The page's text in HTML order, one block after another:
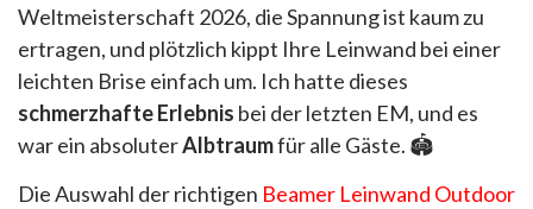
Weltmeisterschaft 2026, die Spannung ist kaum zu
ertragen, und plötzlich kippt Ihre Leinwand bei einer
leichten Brise einfach um. Ich hatte dieses
schmerzhafte Erlebnis bei der letzten EM, und es
war ein absoluterAlbtraumfür alle Gäste. 🏟️
Die Auswahl der richtigen Beamer Leinwand Outdoor